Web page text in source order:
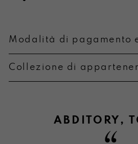
Modalità di pagamento
Collezione di
ABDITORY ,